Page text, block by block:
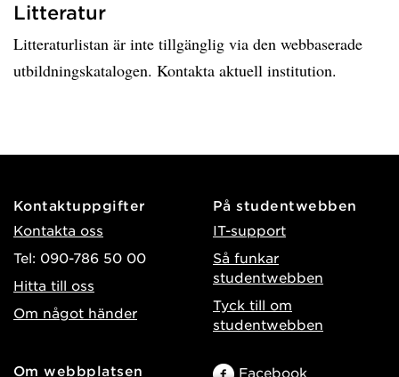
Litteratur
Litteraturlistan är inte tillgänglig via den webbaserade
utbildningskatalogen. Kontakta aktuell institution.
Kontaktuppgifter
Kontakta oss
Tel: 090-786 50 00
Hitta till oss
Om något händer
På studentwebben
IT-support
Så funkar
studentwebben
Tyck till om
studentwebben
Om webbplatsen Facebook